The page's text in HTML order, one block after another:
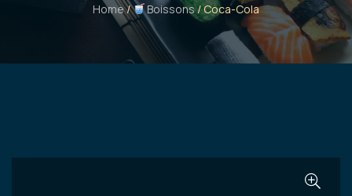
Home/ Boissons/ Coca-Cola